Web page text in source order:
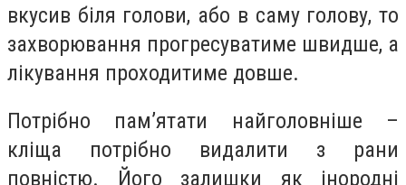
вкусив біля голови, або в саму голову, то
захворювання прогресуватиме швидше, а
лікування проходитиме довше.
Потрібно пам’ятати найголовніше –
кліща потрібно видалити з рани
повністю. Його залишки як інородні